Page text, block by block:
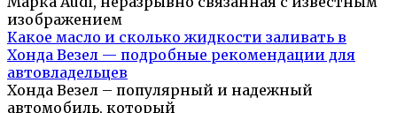
изображением
Какое масло и сколько жидкости заливать в
Хонда Везел — подробные рекомендации для
автовладельцев
Хонда Везел – популярный и надежный
автомобиль, который